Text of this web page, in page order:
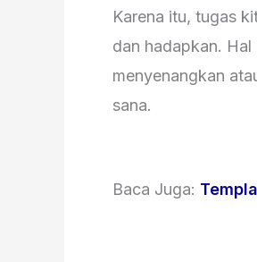
Karena itu, tugas
dan hadapkan.
menyenangkan
sana.
Baca Juga: